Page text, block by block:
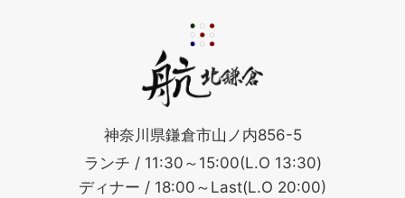
神奈川県鎌倉市山ノ内856-5
ランチ / 11:30～15:00(L.O 13:30)
ディナー / 18:00～Last(L.O 20:00)